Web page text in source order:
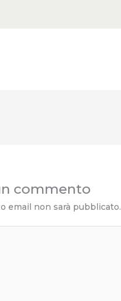
commento
email non sarà pubblicato.